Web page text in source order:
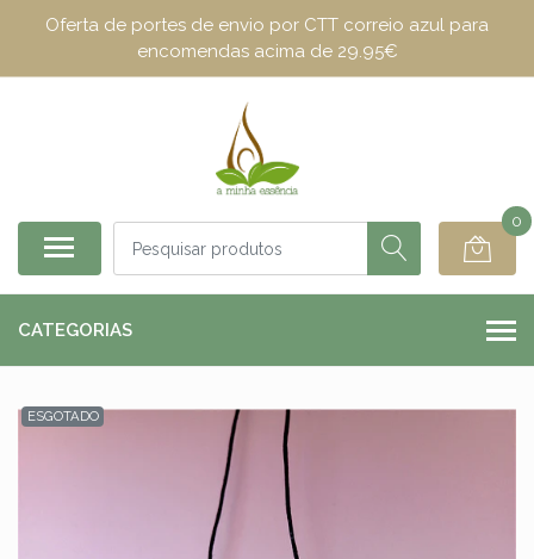
Oferta de portes de envio por CTT correio azul para
encomendas acima de 29.95€
0
CATEGORIAS
ESGOTADO